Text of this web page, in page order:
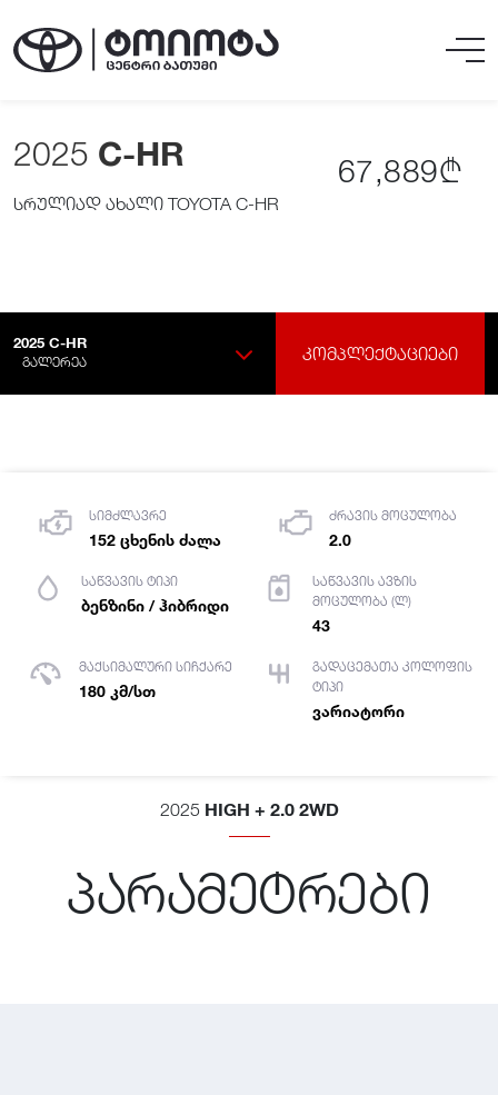
2025 C-HR
სრულიად ახალი TOYOTA C-HR
67,889₾
2025 C-HR
ᲒᲐᲚᲔᲠᲔᲐ
ᲙᲝᲛᲞᲚᲔᲥᲢᲐᲪᲘᲔᲑᲘ
სიმძლავრე
152 ცხენის ძალა
ძრავის მოცულობა
2.0
საწვავის ტიპი
ბენზინი / ჰიბრიდი
საწვავის ავზის
მოცულობა (ლ)
43
მაქსიმალური სიჩქარე
180 კმ/სთ
გადაცემათა კოლოფის
ტიპი
ვარიატორი
2025 HIGH + 2.0 2WD
პარამეტრები